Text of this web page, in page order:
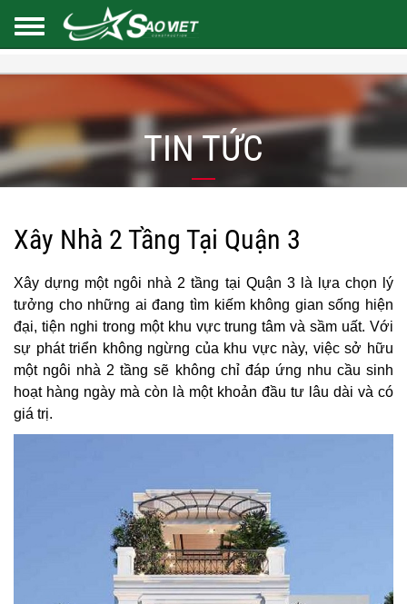
TIN TỨC
Xây Nhà 2 Tầng Tại Quận 3
Xây dựng một ngôi nhà 2 tầng tại Quận 3 là lựa chọn lý
tưởng cho những ai đang tìm kiếm không gian sống hiện
đại, tiện nghi trong một khu vực trung tâm và sầm uất. Với
sự phát triển không ngừng của khu vực này, việc sở hữu
một ngôi nhà 2 tầng sẽ không chỉ đáp ứng nhu cầu sinh
hoạt hàng ngày mà còn là một khoản đầu tư lâu dài và có
giá trị.